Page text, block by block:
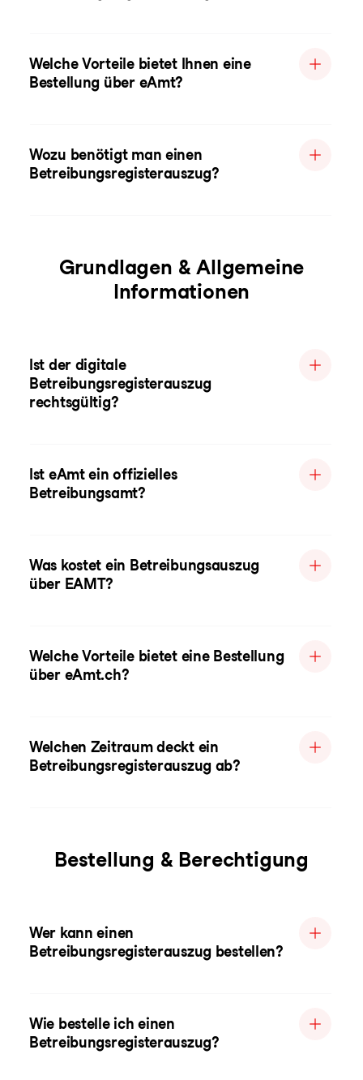
Welche Vorteile bietet Ihnen eine
Bestellung über eAmt?
Wozu benötigt man einen
Betreibungsregisterauszug?
Grundlagen & Allgemeine
Informationen
Ist der digitale
Betreibungsregisterauszug
rechtsgültig?
Ist eAmt ein offizielles
Betreibungsamt?
Was kostet ein Betreibungsauszug
über EAMT?
Welche Vorteile bietet eine Bestellung
über eAmt.ch?
Welchen Zeitraum deckt ein
Betreibungsregisterauszug ab?
Bestellung & Berechtigung
Wer kann einen
Betreibungsregisterauszug bestellen?
Wie bestelle ich einen
Betreibungsregisterauszug?